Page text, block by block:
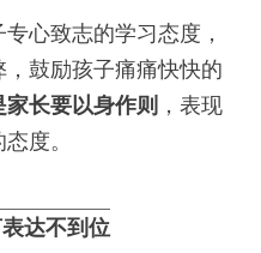
心致志的学习态度，
鼓励孩子痛痛快快的
家长要以身作则 ，表现
度。
达不到位